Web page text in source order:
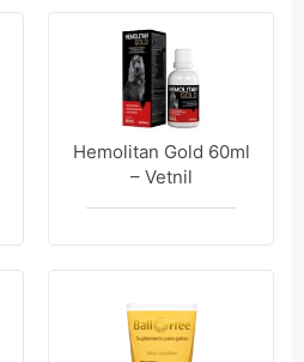
Hemolitan Gold 60ml
– Vetnil